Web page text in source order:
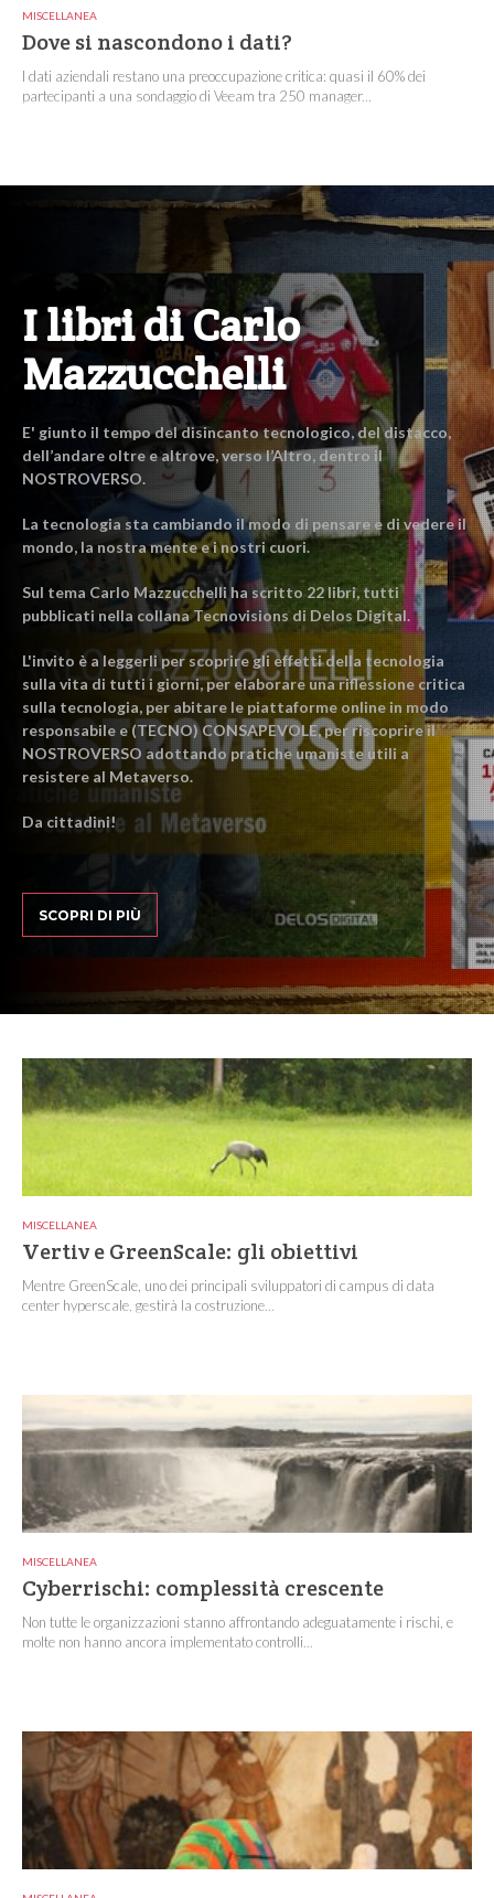
MISCELLANEA
Dove si nascondono i dati?
I dati aziendali restano una preoccupazione critica: quasi il 60% dei
partecipanti a una sondaggio di Veeam tra 250 manager...
I libri di Carlo
Mazzucchelli
E' giunto il tempo del disincanto tecnologico, del distacco,
dell’andare oltre e altrove, verso l’Altro, dentro il
NOSTROVERSO.
La tecnologia sta cambiando il modo di pensare e di vedere il
mondo, la nostra mente e i nostri cuori.
Sul tema Carlo Mazzucchelli ha scritto 22 libri, tutti
pubblicati nella collana Tecnovisions di Delos Digital.
L'invito è a leggerli per scoprire gli effetti della tecnologia
sulla vita di tutti i giorni, per elaborare una riflessione critica
sulla tecnologia, per abitare le piattaforme online in modo
responsabile e (TECNO) CONSAPEVOLE, per riscoprire il
NOSTROVERSO adottando pratiche umaniste utili a
resistere al Metaverso.
Da cittadini!
SCOPRI DI PIÙ
MISCELLANEA
Vertiv e GreenScale: gli obiettivi
Mentre GreenScale, uno dei principali sviluppatori di campus di data
center hyperscale, gestirà la costruzione...
MISCELLANEA
Cyberrischi: complessità crescente
Non tutte le organizzazioni stanno affrontando adeguatamente i rischi, e
molte non hanno ancora implementato controlli...